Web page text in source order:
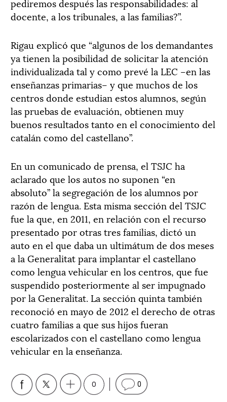
docente, a los tribunales, a las familias?”.
Rigau explicó que “algunos de los demandantes
ya tienen la posibilidad de solicitar la atención
individualizada tal y como prevé la LEC –en las
enseñanzas primarias– y que muchos de los
centros donde estudian estos alumnos, según
las pruebas de evaluación, obtienen muy
buenos resultados tanto en el conocimiento del
catalán como del castellano”.
En un comunicado de prensa, el TSJC ha
aclarado que los autos no suponen “en
absoluto” la segregación de los alumnos por
razón de lengua. Esta misma sección del TSJC
fue la que, en 2011, en relación con el recurso
presentado por otras tres familias, dictó un
auto en el que daba un ultimátum de dos meses
a la Generalitat para implantar el castellano
como lengua vehicular en los centros, que fue
suspendido posteriormente al ser impugnado
por la Generalitat. La sección quinta también
reconoció en mayo de 2012 el derecho de otras
cuatro familias a que sus hijos fueran
escolarizados con el castellano como lengua
vehicular en la enseñanza.
0 0